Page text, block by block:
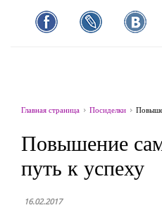
Главная страница Посиделки
Повышение
путь к успеху
16.02.2017